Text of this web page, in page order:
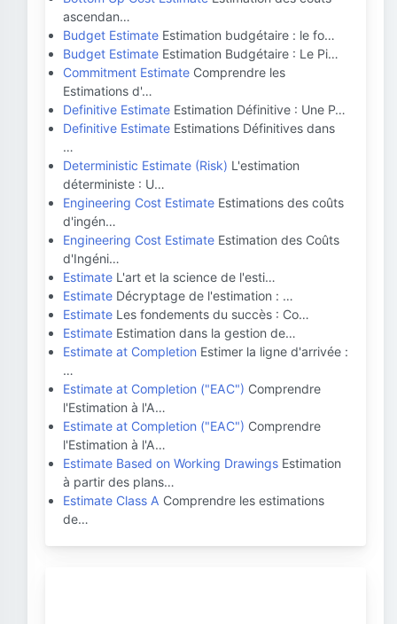
ascendan…
Budget Estimate Estimation budgétaire : le fo…
Budget Estimate Estimation Budgétaire : Le Pi…
Commitment Estimate Comprendre les
Estimations d'…
Definitive Estimate Estimation Définitive : Une P…
Definitive Estimate Estimations Définitives dans
…
Deterministic Estimate (Risk) L'estimation
déterministe : U…
Engineering Cost Estimate Estimations des coûts
d'ingén…
Engineering Cost Estimate Estimation des Coûts
d'Ingéni…
Estimate L'art et la science de l'esti…
Estimate Décryptage de l'estimation : …
Estimate Les fondements du succès : Co…
Estimate Estimation dans la gestion de…
Estimate at Completion Estimer la ligne d'arrivée :
…
Estimate at Completion ("EAC") Comprendre
l'Estimation à l'A…
Estimate at Completion ("EAC") Comprendre
l'Estimation à l'A…
Estimate Based on Working Drawings Estimation
à partir des plans…
Estimate Class A Comprendre les estimations
de…